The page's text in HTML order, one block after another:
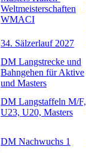
Weltmeisterschaften
WMACI
34. Sälzerlauf 2027
DM Langstrecke und
Bahngehen für Aktive
und Masters
DM Langstaffeln M/F,
U23, U20, Masters
DM Nachwuchs 1